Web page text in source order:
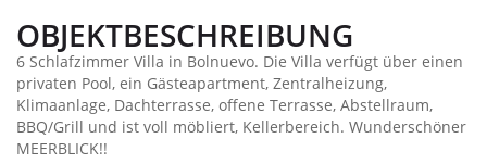
OBJEKTBESCHREIBUNG
6 Schlafzimmer Villa in Bolnuevo. Die Villa verfügt über einen
privaten Pool, ein Gästeapartment, Zentralheizung,
Klimaanlage, Dachterrasse, offene Terrasse, Abstellraum,
BBQ/Grill und ist voll möbliert, Kellerbereich. Wunderschöner
MEERBLICK!!